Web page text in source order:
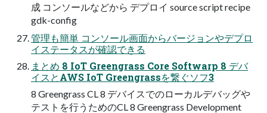
成 コンソールなどから デプロイ source script recipe
gdk-config
管理も簡単 コンソール画面からバージョンやデプロ
イステータスが確認できる
まとめ 8 IoT Greengrass Core Softwarp 8 デバ
イスとAWS IoT Greengrassを繋ぐソフ3
8 Greengrass CL 8 デバイスでのローカルデバッグや
テストを行うためのCL 8 Greengrass Development